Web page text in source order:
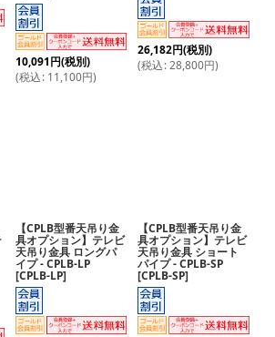
10,091円(税別)
(税込: 11,100円)
26,182円(税別)
(税込: 28,800円)
【CPLB型番天吊り金
具オプション】テレビ
天吊り金具 ロングパ
イプ - CPLB-LP
[CPLB-LP]
【CPLB型番天吊り金
具オプション】テレビ
天吊り金具 ショート
パイプ - CPLB-SP
[CPLB-SP]